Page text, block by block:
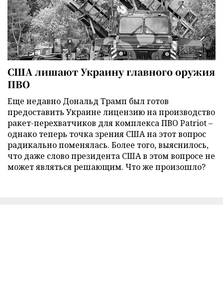
США лишают Украину главного оружия
ПВО
Еще недавно Дональд Трамп был готов
предоставить Украине лицензию на производство
ракет-перехватчиков для комплекса ПВО Patriot –
однако теперь точка зрения США на этот вопрос
радикально поменялась. Более того, выяснилось,
что даже слово президента США в этом вопросе не
может являться решающим. Что же произошло?